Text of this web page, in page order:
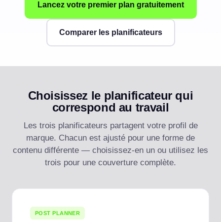
Lancez votre premier plan gratuitement
Comparer les planificateurs
Choisissez le planificateur qui
correspond au travail
Les trois planificateurs partagent votre profil de
marque. Chacun est ajusté pour une forme de
contenu différente — choisissez-en un ou utilisez les
trois pour une couverture complète.
POST PLANNER